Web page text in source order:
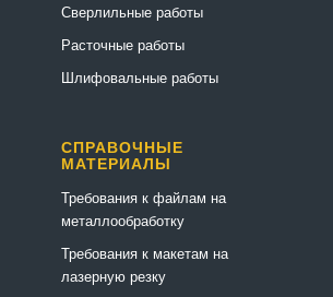
Сверлильные работы
Расточные работы
Шлифовальные работы
СПРАВОЧНЫЕ
МАТЕРИАЛЫ
Требования к файлам на
металлообработку
Требования к макетам на
лазерную резку